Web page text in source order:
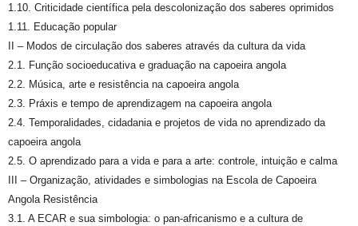
1.10. Criticidade científica pela descolonização dos saberes oprimidos
1.11. Educação popular
II – Modos de circulação dos saberes através da cultura da vida
2.1. Função socioeducativa e graduação na capoeira angola
2.2. Música, arte e resistência na capoeira angola
2.3. Práxis e tempo de aprendizagem na capoeira angola
2.4. Temporalidades, cidadania e projetos de vida no aprendizado da
capoeira angola
2.5. O aprendizado para a vida e para a arte: controle, intuição e calma
III – Organização, atividades e simbologias na Escola de Capoeira
Angola Resistência
3.1. A ECAR e sua simbologia: o pan-africanismo e a cultura de